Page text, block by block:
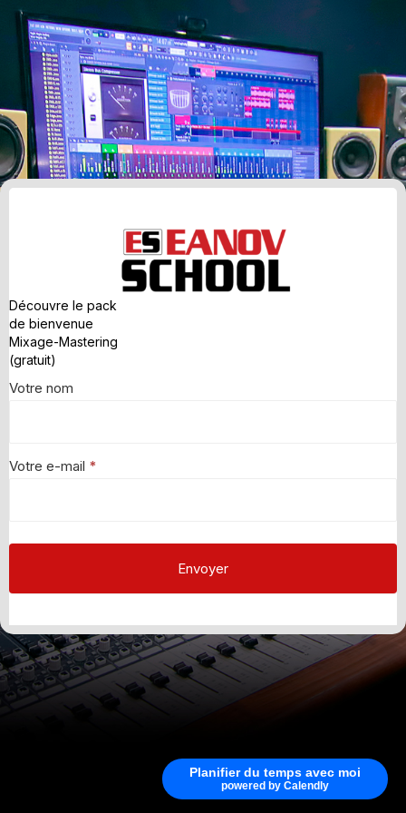
Planifier du temps avec moi
powered by Calendly
Découvre le pack
de bienvenue
Mixage-Mastering
(gratuit)
Inscription
Votre nom
Votre e-mail *
Envoyer